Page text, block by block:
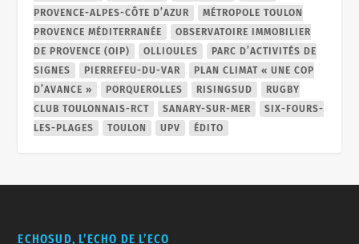
PROVENCE-ALPES-CÔTE D’AZUR
MÉTROPOLE TOULON
PROVENCE MÉDITERRANÉE
OBSERVATOIRE IMMOBILIER
DE PROVENCE (OIP)
OLLIOULES
PARC D’ACTIVITÉS DE
SIGNES
PIERREFEU-DU-VAR
PLAN CLIMAT « UNE COP
D’AVANCE »
PORQUEROLLES RISINGSUD
RUGBY
CLUB TOULONNAIS-RCT
SANARY-SUR-MER
SIX-FOURS-
LES-PLAGES
TOULON UPV ÉDITO
ECHOSUD, L’ECHO DE L’ECO